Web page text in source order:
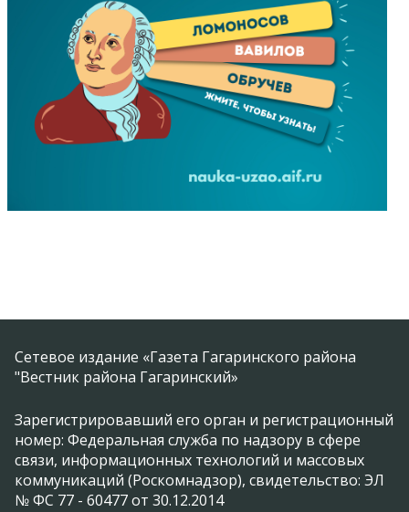
Сетевое издание «Газета Гагаринского района
"Вестник района Гагаринский»
Зарегистрировавший его орган и регистрационный
номер: Федеральная служба по надзору в сфере
связи, информационных технологий и массовых
коммуникаций (Роскомнадзор), свидетельство: ЭЛ
№ ФС 77 - 60477 от 30.12.2014